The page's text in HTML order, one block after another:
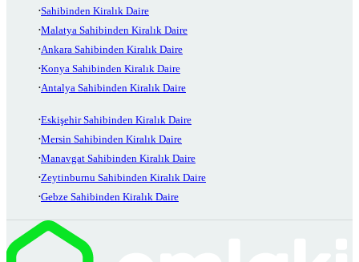
Sahibinden Kiralık Daire
Malatya Sahibinden Kiralık Daire
Ankara Sahibinden Kiralık Daire
Konya Sahibinden Kiralık Daire
Antalya Sahibinden Kiralık Daire
Eskişehir Sahibinden Kiralık Daire
Mersin Sahibinden Kiralık Daire
Manavgat Sahibinden Kiralık Daire
Zeytinburnu Sahibinden Kiralık Daire
Gebze Sahibinden Kiralık Daire